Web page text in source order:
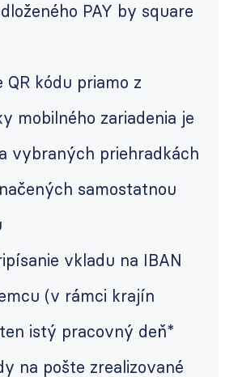
PAY by square
QR kódu priamo z
mobilného zariadenia je
vybraných priehradkách
samostatnou
vkladu na IBAN
(v rámci krajín
istý pracovný deň*
na pošte zrealizované